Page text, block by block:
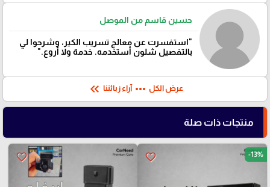
حسين قاسم من الموصل
"استفسرت عن معالج تسريب الكير، وشرحوا لي
بالتفصيل شلون أستخدمه. خدمة ولا أروع."
عرض الكل more_horiz آراء زبائننا keyboard_double_arrow_left
منتجات ذات صلة
favorite_border -13%
favorite_border